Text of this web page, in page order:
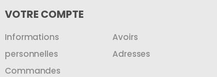
VOTRE COMPTE
Informations
personnelles
Commandes
Avoirs
Adresses